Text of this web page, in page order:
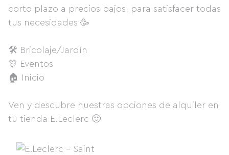
corto plazo a precios bajos, para satisfacer todas
tus necesidades 🥳
🛠 Bricolaje/Jardín
🎊 Eventos
🏠 Inicio
Ven y descubre nuestras opciones de alquiler en
tu tienda E.Leclerc 🙂